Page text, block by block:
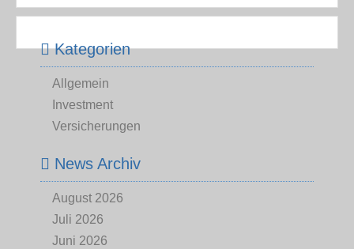
Kategorien
Allgemein
Investment
Versicherungen
News Archiv
August 2026
Juli 2026
Juni 2026